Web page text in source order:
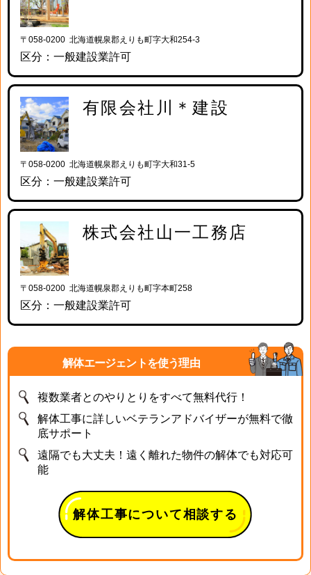
〒058-0200 北海道幌泉郡えりも町字大和254-3
区分：一般建設業許可
有限会社川＊建設
〒058-0200 北海道幌泉郡えりも町字大和31-5
区分：一般建設業許可
株式会社山一工務店
〒058-0200 北海道幌泉郡えりも町字本町258
区分：一般建設業許可
解体エージェントを使う理由
複数業者とのやりとりをすべて無料代行！
解体工事に詳しいベテランアドバイザーが無料で徹
底サポート
遠隔でも大丈夫！遠く離れた物件の解体でも対応可
能
解体工事について相談する